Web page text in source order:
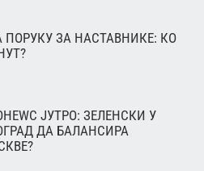
ЗА НАСТАВНИКЕ: КО
ЈУТРО: ЗЕЛЕНСКИ У
ДА БАЛАНСИРА